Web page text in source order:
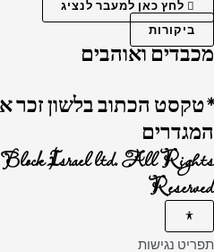
לחץ כאן למעבר לנציג
ביקורות
מכבדים ואוהבים
*טקסט הכתוב בלשון זכר
המגדרים
Israel ltd. All Rights
Reserved
תפריט נגישות